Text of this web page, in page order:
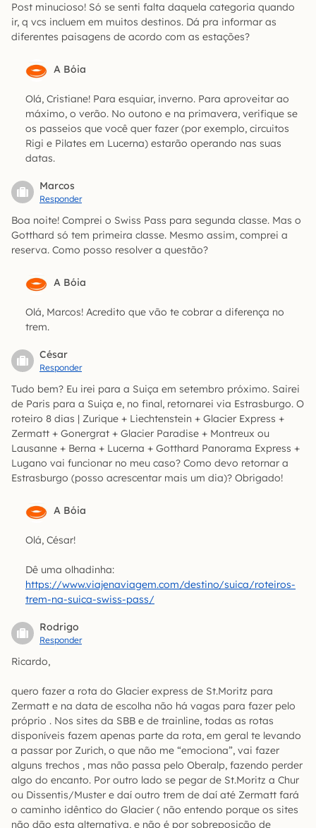
Post minucioso! Só se senti falta daquela categoria quando
ir, q vcs incluem em muitos destinos. Dá pra informar as
diferentes paisagens de acordo com as estações?
A Bóia
Olá, Cristiane! Para esquiar, inverno. Para aproveitar ao
máximo, o verão. No outono e na primavera, verifique se
os passeios que você quer fazer (por exemplo, circuitos
Rigi e Pilates em Lucerna) estarão operando nas suas
datas.
Marcos
Responder
Boa noite! Comprei o Swiss Pass para segunda classe. Mas o
Gotthard só tem primeira classe. Mesmo assim, comprei a
reserva. Como posso resolver a questão?
A Bóia
Olá, Marcos! Acredito que vão te cobrar a diferença no
trem.
César
Responder
Tudo bem? Eu irei para a Suiça em setembro próximo. Sairei
de Paris para a Suiça e, no final, retornarei via Estrasburgo. O
roteiro 8 dias | Zurique + Liechtenstein + Glacier Express +
Zermatt + Gonergrat + Glacier Paradise + Montreux ou
Lausanne + Berna + Lucerna + Gotthard Panorama Express +
Lugano vai funcionar no meu caso? Como devo retornar a
Estrasburgo (posso acrescentar mais um dia)? Obrigado!
A Bóia
Olá, César!
Dê uma olhadinha:
https://www.viajenaviagem.com/destino/suica/roteiros-
trem-na-suica-swiss-pass/
Rodrigo
Responder
Ricardo,
quero fazer a rota do Glacier express de St.Moritz para
Zermatt e na data de escolha não há vagas para fazer pelo
próprio . Nos sites da SBB e de trainline, todas as rotas
disponíveis fazem apenas parte da rota, em geral te levando
a passar por Zurich, o que não me “emociona”, vai fazer
alguns trechos , mas não passa pelo Oberalp, fazendo perder
algo do encanto. Por outro lado se pegar de St.Moritz a Chur
ou Dissentis/Muster e daí outro trem de daí até Zermatt fará
o caminho idêntico do Glacier ( não entendo porque os sites
não dão esta alternativa, e não é por sobreposição de